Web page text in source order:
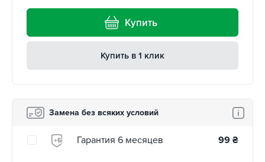
Купить
Купить в 1 клик
Замена без всяких условий
+6 Гарантия 6 месяцев 99 ₴